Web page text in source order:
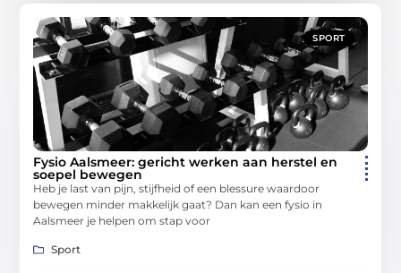
SPORT
Fysio Aalsmeer: gericht werken aan herstel en
soepel bewegen
Heb je last van pijn, stijfheid of een blessure waardoor
bewegen minder makkelijk gaat? Dan kan een fysio in
Aalsmeer je helpen om stap voor
Sport